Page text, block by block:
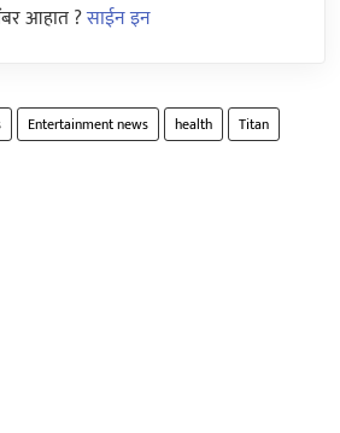
आहात ?साईन इन
Entertainment news health
Titan